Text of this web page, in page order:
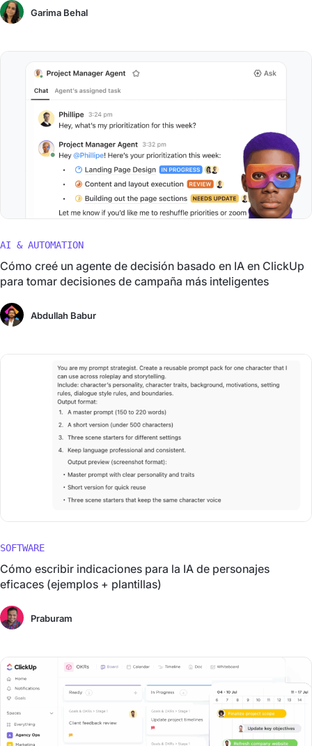
Garima Behal
AI & AUTOMATION
Cómo creé un agente de decisión basado en IA en ClickUp
para tomar decisiones de campaña más inteligentes
Abdullah Babur
SOFTWARE
Cómo escribir indicaciones para la IA de personajes
eficaces (ejemplos + plantillas)
Praburam